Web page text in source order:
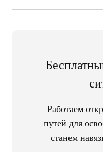
Работаем
путей для
станем